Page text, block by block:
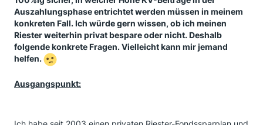
Auszahlungsphase entrichtet werden müssen in meinem
konkreten Fall. Ich würde gern wissen, ob ich meinen
Riester weiterhin privat bespare oder nicht. Deshalb
folgende konkrete Fragen. Vielleicht kann mir jemand
helfen.
Ausgangspunkt: